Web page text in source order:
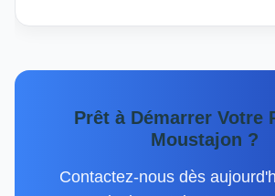
Prêt à Démarrer Votre
Moustajon ?
Contactez-nous dès